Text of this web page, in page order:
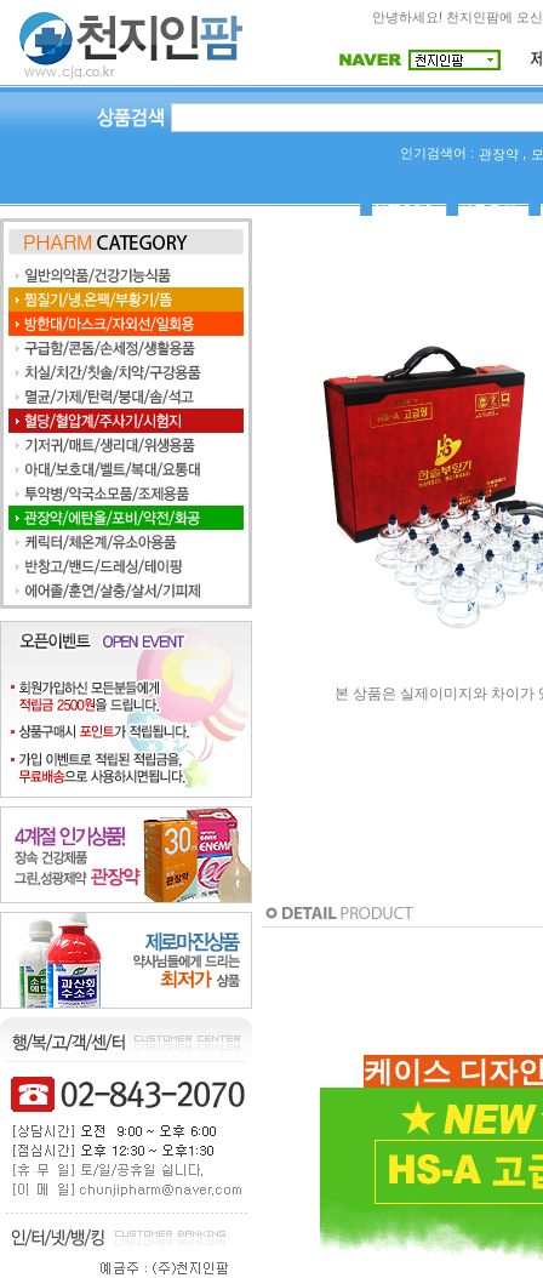
안녕하세요! 천지인팜에 오
인기검색어 : 관장약
상품Q&A 사용후기
본 상품은 실제이미지와 차이가
케이스 디자